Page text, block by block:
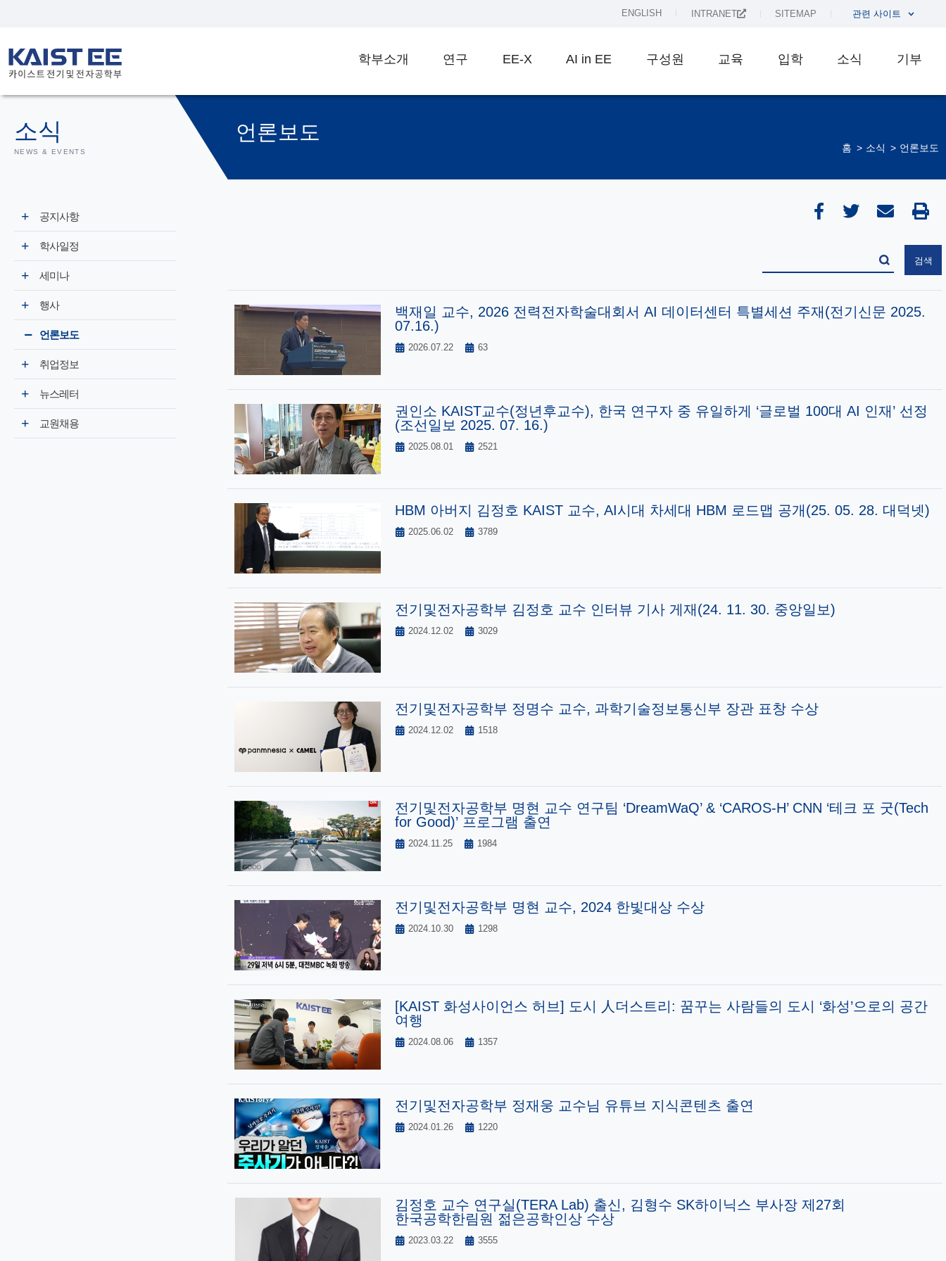
ENGLISH INTRANET SITEMAP 관련 사이트
학부소개 연구 EE-X AI in EE 구성원 교육 입학 소식 기부
소식
NEWS & EVENTS
언론보도
홈 소식 언론보도
공지사항
학사일정
세미나
행사
언론보도
취업정보
뉴스레터
교원채용
백재일 교수, 2026 전력전자학술대회서 AI 데이터센터 특별세션 주재(전기신문 2025.
07.16.)
2026.07.22 63
권인소 KAIST교수(정년후교수), 한국 연구자 중 유일하게 ‘글로벌 100대 AI 인재’ 선정
(조선일보 2025. 07. 16.)
2025.08.01 2521
HBM 아버지 김정호 KAIST 교수, AI시대 차세대 HBM 로드맵 공개(25. 05. 28. 대덕넷)
2025.06.02 3789
전기및전자공학부 김정호 교수 인터뷰 기사 게재(24. 11. 30. 중앙일보)
2024.12.02 3029
전기및전자공학부 정명수 교수, 과학기술정보통신부 장관 표창 수상
2024.12.02 1518
전기및전자공학부 명현 교수 연구팀 ‘DreamWaQ’ & ‘CAROS-H’ CNN ‘테크 포 굿(Tech
for Good)’ 프로그램 출연
2024.11.25 1984
전기및전자공학부 명현 교수, 2024 한빛대상 수상
2024.10.30 1298
[KAIST 화성사이언스 허브] 도시 人더스트리: 꿈꾸는 사람들의 도시 ‘화성’으로의 공간
여행
2024.08.06 1357
전기및전자공학부 정재웅 교수님 유튜브 지식콘텐츠 출연
2024.01.26 1220
김정호 교수 연구실(TERA Lab) 출신, 김형수 SK하이닉스 부사장 제27회
한국공학한림원 젊은공학인상 수상
2023.03.22 3555